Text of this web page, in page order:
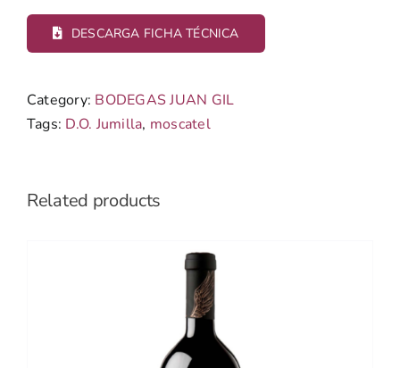
DESCARGA FICHA TÉCNICA
Category: BODEGAS JUAN GIL
Tags: D.O. Jumilla, moscatel
Related products